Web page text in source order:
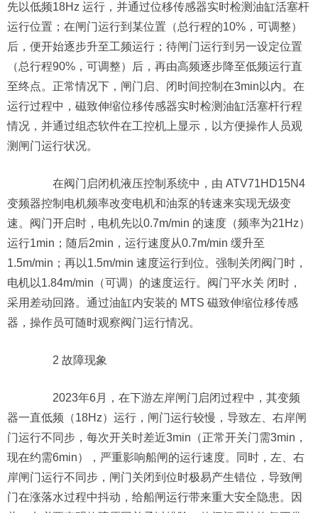
先以低频18Hz 运行，并通过位移传感器实时检测油缸活塞杆
运行位置；在闸门运行到某位置（总行程的10%，可调整）
后，便开始逐步升至工频运行；待闸门运行到另一设定位置
（总行程90%，可调整）后，再由高频逐步降至低频运行直
至终点。正常情况下，闸门启、闭时间控制在3min以内。在
运行过程中，磁致伸缩位移传感器实时检测油缸活塞杆行程
情况，并通过组态软件在工控机上显示，以方便操作人员观
测闸门运行状况。
在阀门启闭机液压控制系统中，由 ATV71HD15N4
变频器控制电机频率改变电机和油泵的转速来实现无级变
速。阀门开启时，电机先以0.7m/min 的速度（频率为21Hz）
运行1min；随后2min，运行速度从0.7m/min 缓升至
1.5m/min；再以1.5m/min 速度运行到位。强制关闭阀门时，
电机以1.84m/min（可调）的速度运行。阀门平水关 闭时，
采用差动回路。通过油缸内安装的 MTS 磁致伸缩位移传感
器，操作员可随时观察阀门运行情况。
2 故障现象
2023年6月，在下游左岸闸门启闭过程中，其变频
器一直低频（18Hz）运行，闸门运行较慢，导致左、右岸闸
门运行不同步，每次开关时差近3min（正常开关门需3min，
现在约需6min），严重影响船闸的运行速度。同时，左、右
岸闸门运行不同步，闸门关闭到位时极易产生错位，导致闸
门在涨落水过程中抖动，给船闸运行带来重大安全隐患。因